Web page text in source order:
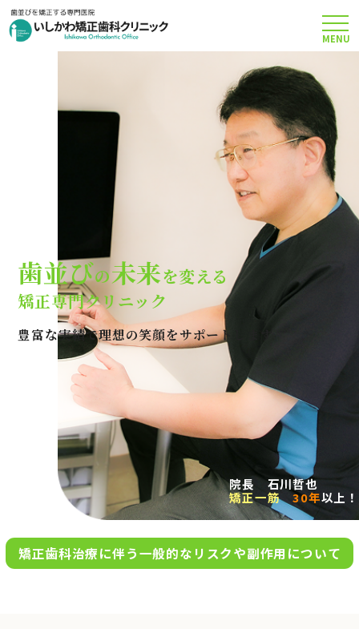
矯正治療について
当院のこだわり
費用について
クリニック案内
Q＆A
アクセス
お問い合わせ
完全
0120-695-578
MENU
歯並びの未来を変える
矯正専門クリニック
豊富な実績で理想の笑顔をサポートします
院長 石川哲也
矯正一筋
30年以上！
矯正歯科治療に伴う一般的なリスクや副作用について